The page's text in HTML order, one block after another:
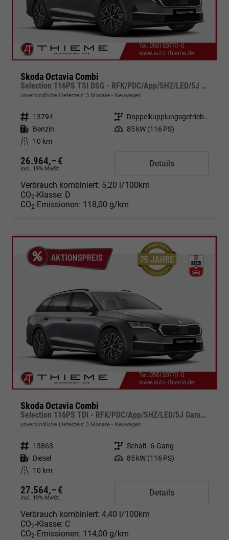
Skoda Octavia Combi
Selection 116PS TSI DSG - RFK/PDC/App/SHZ/LED/5J Garantie
unverbindliche Lieferzeit: 3 Monate Neuwagen
Fahrzeugnr. 13794 Getriebe
Doppelkupplungsgetriebe (DSG)
Kraftstoff Benzin Leistung 85 kW (116 PS)
Kilometerstand
10 km
26.964,– €
incl. 19% MwSt.
Details
Verbrauch kombiniert: 5,20 l/100km
CO2-Klasse: D
CO2-Emissionen: 118,00 g/km
Skoda Octavia Combi
Selection 116PS TDI - RFK/PDC/App/SHZ/LED/5J Garantie
unverbindliche Lieferzeit: 3 Monate Neuwagen
Fahrzeugnr. 13863 Getriebe Schalt. 6-Gang
Kraftstoff Diesel Leistung 85 kW (116 PS)
Kilometerstand
10 km
27.564,– €
incl. 19% MwSt.
Details
Verbrauch kombiniert: 4,40 l/100km
CO2-Klasse: C
CO2-Emissionen: 114,00 g/km